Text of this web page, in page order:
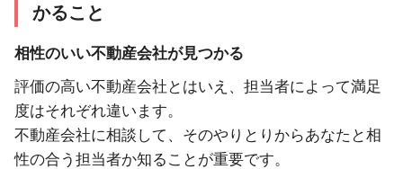
かること
相性のいい不動産会社が見つかる
評価の高い不動産会社とはいえ、担当者によって満足
度はそれぞれ違います。
不動産会社に相談して、そのやりとりからあなたと相
性の合う担当者か知ることが重要です。